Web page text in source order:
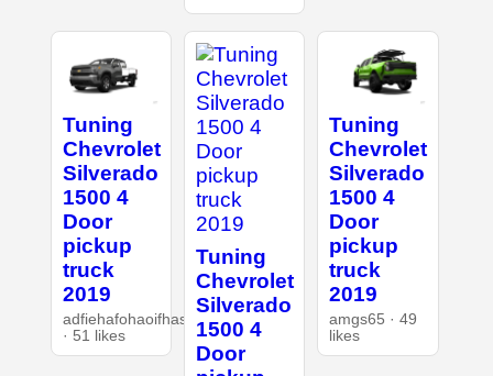
Tuning
Chevrolet
Silverado
1500 4
Door
pickup
truck
2019
adfiehafohaoifhasd
· 51 likes
Tuning
Chevrolet
Silverado
1500 4
Door
Tuning
Chevrolet
Silverado
1500 4
Door
pickup
truck
2019
amgs65 · 49
likes